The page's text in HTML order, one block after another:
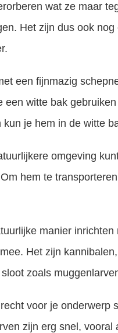
wat ze maar
Het zijn dus ook
een fijnmazig
een witte bak
je hem in de witte
omgeving
hem te
manier
Het zijn
zoals
voor je onderwerp
zijn erg snel,